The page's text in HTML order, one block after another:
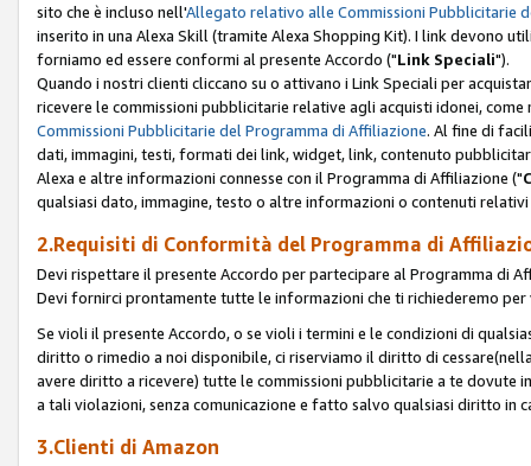
sito che è incluso nell'Allegato relativo alle Commissioni Pubblicitarie
inserito in una Alexa Skill (tramite Alexa Shopping Kit). I link devono
forniamo ed essere conformi al presente Accordo ("Link Speciali").
Quando i nostri clienti cliccano su o attivano i Link Speciali per
ricevere le commissioni pubblicitarie relative agli acquisti idonei,
Commissioni Pubblicitarie del Programma di Affiliazione. Al fine di
dati, immagini, testi, formati dei link, widget, link, contenuto
Alexa e altre informazioni connesse con il Programma di Affiliazione ("
qualsiasi dato, immagine, testo o altre informazioni o contenuti
2.Requisiti di Conformità del Programma di
Devi rispettare il presente Accordo per partecipare al Programma di
Devi fornirci prontamente tutte le informazioni che ti richiederemo
Se violi il presente Accordo, o se violi i termini e le condizioni di
diritto o rimedio a noi disponibile, ci riserviamo il diritto di
avere diritto a ricevere) tutte le commissioni pubblicitarie a te dovute
a tali violazioni, senza comunicazione e fatto salvo qualsiasi diritto in
3.Clienti di Amazon